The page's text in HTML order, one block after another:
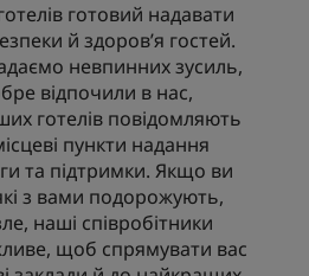
готовий надавати
й здоров’я гостей.
невпинних зусиль,
відпочили в нас,
готелів повідомляють
пункти надання
та підтримки. Якщо ви
з вами подорожують,
наші співробітники
щоб спрямувати вас